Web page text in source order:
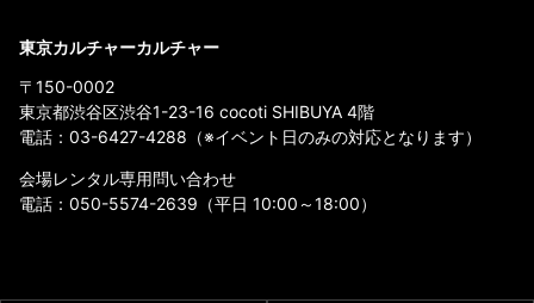
東京カルチャーカルチャー
〒150-0002
東京都渋谷区渋谷1-23-16 cocoti SHIBUYA 4階
電話： 03-6427-4288 （※イベント日のみの対応となります）
会場レンタル専用問い合わせ
電話： 050-5574-2639 （平日 10:00～18:00）